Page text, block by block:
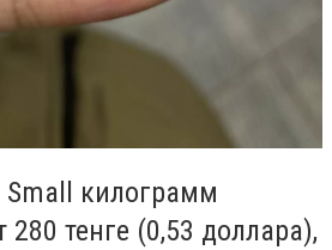
Small килограмм
280 тенге (0,53 доллара),